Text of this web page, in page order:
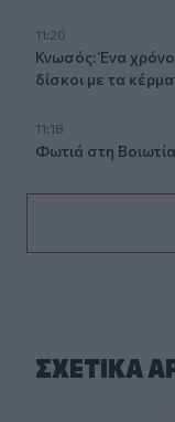
11:20
Κνωσός: Ένα χρόνο
δίσκοι με τα
11:18
Φωτιά στη
ΣΧΕΤΙΚA